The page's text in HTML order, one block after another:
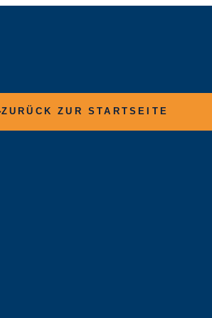
ZURÜCK ZUR STARTSEITE